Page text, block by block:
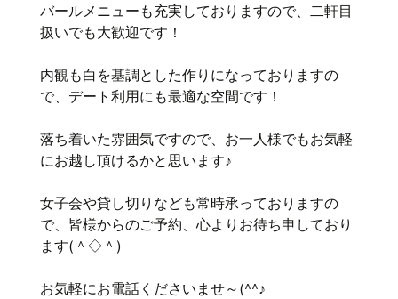
バールメニューも充実しておりますので、二軒目
扱いでも大歓迎です！
内観も白を基調とした作りになっておりますの
で、デート利用にも最適な空間です！
落ち着いた雰囲気ですので、お一人様でもお気軽
にお越し頂けるかと思います♪
女子会や貸し切りなども常時承っておりますの
で、皆様からのご予約、心よりお待ち申しており
ます(＾◇＾)
お気軽にお電話くださいませ～(^^♪